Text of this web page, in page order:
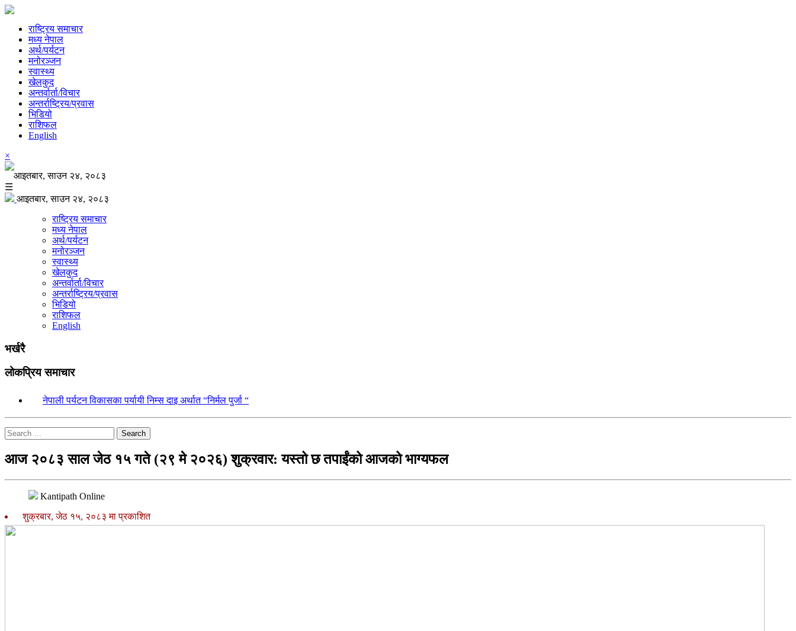
राष्ट्रिय समाचार
मध्य नेपाल
अर्थ/पर्यटन
मनोरञ्जन
स्वास्थ्य
खेलकुद
अन्तर्वार्ता/विचार
अन्तर्राष्ट्रिय/प्रवास
भिडियो
राशिफल
English
×
आइतबार, साउन २४, २०८३
☰
आइतबार, साउन २४, २०८३
राष्ट्रिय समाचार
मध्य नेपाल
अर्थ/पर्यटन
मनोरञ्जन
स्वास्थ्य
खेलकुद
अन्तर्वार्ता/विचार
अन्तर्राष्ट्रिय/प्रवास
भिडियो
राशिफल
English
भर्खरै
लोकप्रिय समाचार
नेपाली पर्यटन विकासका पर्यायी निम्स दाइ अर्थात “निर्मल पुर्जा “
Search
आज २०८३ साल जेठ १५ गते (२९ मे २०२६) शुक्रवार: यस्तो छ तपाईंको आजको भाग्यफल
Kantipath Online
शुक्रबार, जेठ १५, २०८३ मा प्रकाशित